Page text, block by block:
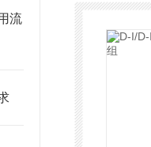
流